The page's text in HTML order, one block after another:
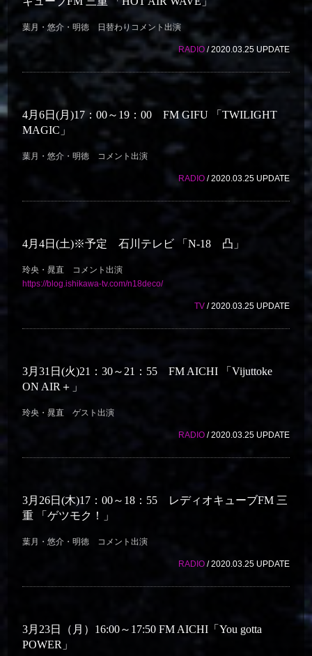
葉月・悠介・明徳 日替わりコメント出演
RADIO/ 2020.03.25 UPDATE
4月6日(月)17：00～19：00 FM GIFU 「TWILIGHT
MAGIC」
葉月・悠介・明徳 コメント出演
RADIO/ 2020.03.25 UPDATE
4月4日(土)※予定 石川テレビ 「N-18 凸」
玲央・晁直 コメント出演
https://blog.ishikawa-tv.com/n18deco/
TV/ 2020.03.25 UPDATE
3月31日(火)21：30～21：55 FM AICHI 「Vijuttoke
ON AIR＋」
玲央・晁直 ゲスト出演
RADIO/ 2020.03.25 UPDATE
3月26日(木)17：00～18：55 レディオキューブFM 三
重 「ゲツモク！」
葉月・悠介・明徳 コメント出演
RADIO/ 2020.03.25 UPDATE
3月23日（月）16:00～17:50 FM AICHI「You gotta
POWER」